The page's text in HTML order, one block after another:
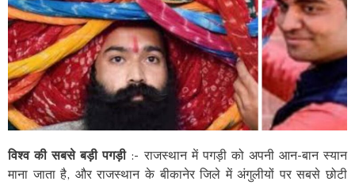
विश्व की सबसे बड़ी पगड़ी:- राजस्थान में पगड़ी को अपनी आन-बान स्यान
माना जाता है, और राजस्थान के बीकानेर जिले में अंगुलीयों पर सबसे छोटी